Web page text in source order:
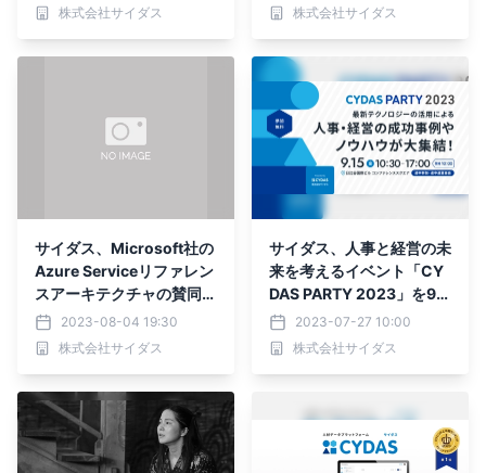
導入事例を公開
株式会社サイダス
10年ビジョン実現を支え
るタレントマネジメントシ
E」
株式会社サイダス
サイダス、Microsoft社の
Azure Serviceリファレン
スアーキテクチャの賛同パ
ートナーに
2023-08-04 19:30
株式会社サイダス
サイダス、人事と経営の未
来を考えるイベント「CY
DAS PARTY 2023」を9月
15日に開催｜ラジオ『才
能人』特別イベントも実施
2023-07-27 10:00
株式会社サイダス